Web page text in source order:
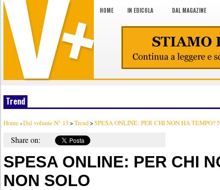
HOME IN EDICOLA DAL MAGAZINE
Trend
Home ›Dal volume N° 13>Trend>SPESA ONLINE: PER CHI NON HA TEMPO?
Share on:
SPESA ONLINE: PER CHI
NON SOLO